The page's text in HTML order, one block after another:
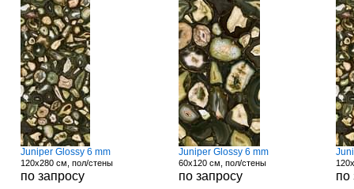
Juniper Glossy 6 mm
120x280 см, пол/стены
по запросу
Juniper Glossy 6 mm
60x120 см, пол/стены
по запросу по